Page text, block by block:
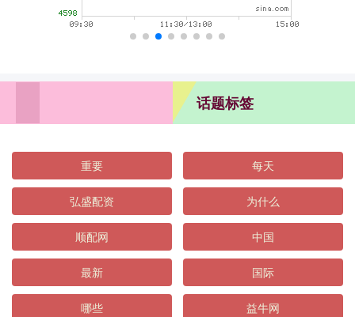
话题标签
重要 每天
弘盛配资 为什么
顺配网 中国
最新 国际
哪些 益牛网